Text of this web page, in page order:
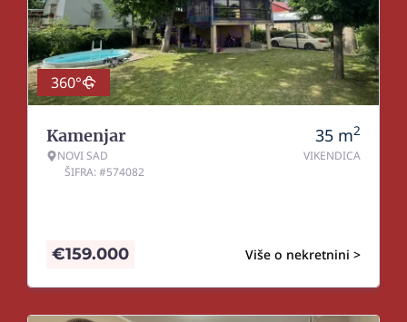
360°
Kamenjar
NOVI SAD
ŠIFRA: #574082
35 m2
VIKENDICA
Više o nekretnini >
€159.000